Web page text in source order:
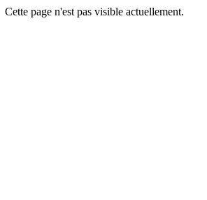
Cette page n'est pas visible actuellement.